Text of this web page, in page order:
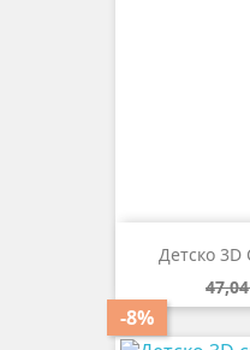
Детско 3D
-8%